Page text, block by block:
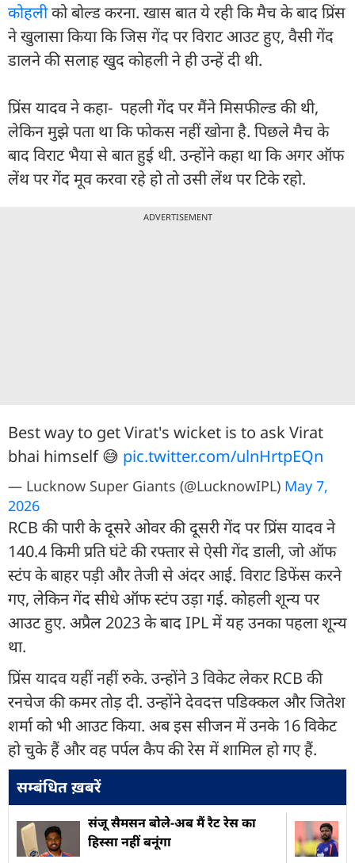
कोहलीको बोल्ड करना. खास बात ये रही कि मैच के बाद प्रिंस
ने खुलासा किया कि जिस गेंद पर विराट आउट हुए, वैसी गेंद
डालने की सलाह खुद कोहली ने ही उन्हें दी थी.
प्रिंस यादव ने कहा- पहली गेंद पर मैंने मिसफील्ड की थी,
लेकिन मुझे पता था कि फोकस नहीं खोना है. पिछले मैच के
बाद विराट भैया से बात हुई थी. उन्होंने कहा था कि अगर ऑफ
लेंथ पर गेंद मूव करवा रहे हो तो उसी लेंथ पर टिके रहो.
ADVERTISEMENT
Best way to get Virat's wicket is to ask Virat
bhai himself 😅 pic.twitter.com/ulnHrtpEQn
— Lucknow Super Giants (@LucknowIPL) May 7,
2026
RCB की पारी के दूसरे ओवर की दूसरी गेंद पर प्रिंस यादव ने
140.4 किमी प्रति घंटे की रफ्तार से ऐसी गेंद डाली, जो ऑफ
स्टंप के बाहर पड़ी और तेजी से अंदर आई. विराट डिफेंस करने
गए, लेकिन गेंद सीधे ऑफ स्टंप उड़ा गई. कोहली शून्य पर
आउट हुए. अप्रैल 2023 के बाद IPL में यह उनका पहला शून्य
था.
प्रिंस यादव यहीं नहीं रुके. उन्होंने 3 विकेट लेकर RCB की
रनचेज की कमर तोड़ दी. उन्होंने देवदत्त पडिक्कल और जितेश
शर्मा को भी आउट किया. अब इस सीजन में उनके 16 विकेट
हो चुके हैं और वह पर्पल कैप की रेस में शामिल हो गए हैं.
सम्बंधित ख़बरें
संजू सैमसन बोले-अब मैं रैट रेस का
हिस्सा नहीं बनूंगा